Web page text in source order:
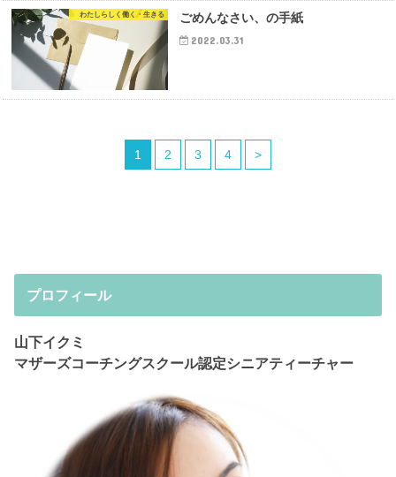
わたしらしく働く・生きる ごめんなさい、の手紙
2022.03.31
1 2 3 4 >
プロフィール
山下イクミ
マザーズコーチングスクール認定シニアティーチャー